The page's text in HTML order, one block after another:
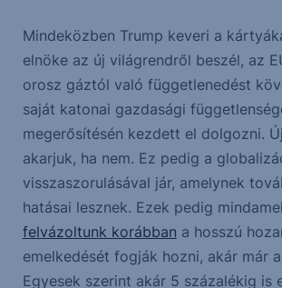
Mindeközben Trump keveri a
elnöke az új világrendről beszél, az
orosz gáztól való függetlenedést
saját katonai gazdasági
megerősítésén kezdett el dolgozni.
akarjuk, ha nem. Ez pedig a
visszaszorulásával jár, amelynek
hatásai lesznek. Ezek pedig
felvázoltunk korábban a hosszú
emelkedését fogják hozni, akár már
Egyesek szerint akár 5 százalékig is